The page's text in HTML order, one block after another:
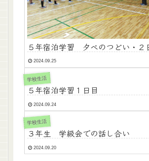
５年宿泊学習 夕べのつどい・２
2024.09.25
学校生活
５年宿泊学習１日目
2024.09.24
学校生活
３年生 学級会での話し合い
2024.09.20